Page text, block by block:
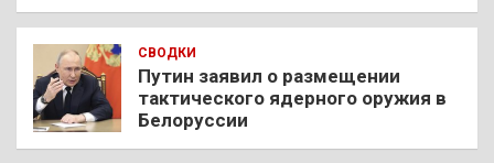
СВОДКИ
Путин заявил о размещении
тактического ядерного оружия в
Белоруссии